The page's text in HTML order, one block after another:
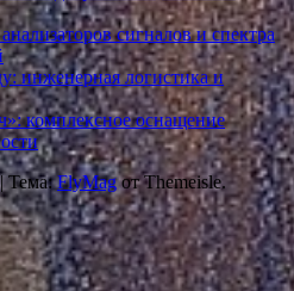
сигналов и спектра
инженерная логистика и
комплексное оснащение
| Тема:FlyMagот Themeisle.